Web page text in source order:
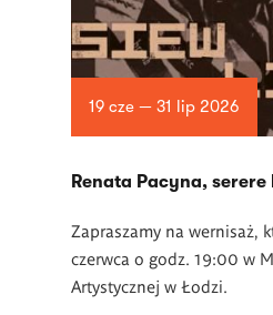
19 cze — 31 lip 2026
Renata Pacyna,
Zapraszamy na wernisaż,
czerwca o godz. 19:00 w
Artystycznej w Łodzi.